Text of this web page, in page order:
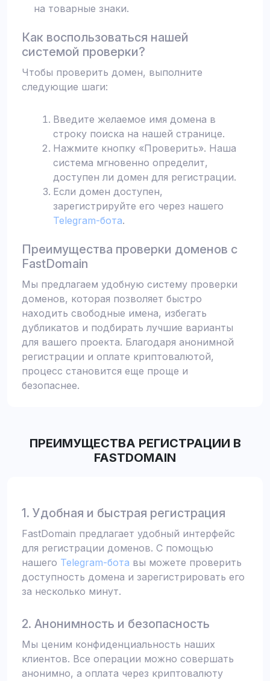
на товарные знаки.
Как воспользоваться нашей
системой проверки?
Чтобы проверить домен, выполните
следующие шаги:
Введите желаемое имя домена в
строку поиска на нашей странице.
Нажмите кнопку «Проверить». Наша
система мгновенно определит,
доступен ли домен для регистрации.
Если домен доступен,
зарегистрируйте его через нашего
Telegram-бота.
Преимущества проверки доменов с
FastDomain
Мы предлагаем удобную систему проверки
доменов, которая позволяет быстро
находить свободные имена, избегать
дубликатов и подбирать лучшие варианты
для вашего проекта. Благодаря анонимной
регистрации и оплате криптовалютой,
процесс становится еще проще и
безопаснее.
ПРЕИМУЩЕСТВА РЕГИСТРАЦИИ В
FASTDOMAIN
1. Удобная и быстрая регистрация
FastDomain предлагает удобный интерфейс
для регистрации доменов. С помощью
нашего Telegram-бота вы можете проверить
доступность домена и зарегистрировать его
за несколько минут.
2. Анонимность и безопасность
Мы ценим конфиденциальность наших
клиентов. Все операции можно совершать
анонимно, а оплата через криптовалюту